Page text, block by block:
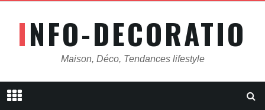
INFO-DECORATION
Maison, Déco, Tendances lifestyle